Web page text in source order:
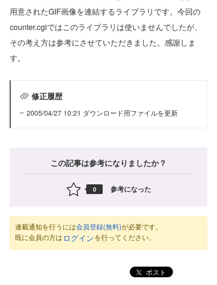
用意されたGIF画像を連結するライブラリです。今回の
counter.cgiではこのライブラリは使いませんでしたが、
その考え方は参考にさせていただきました。感謝しま
す。
修正履歴
2005/04/27 10:21 ダウンロード用ファイルを更新
この記事は参考になりましたか？
0 参考になった
連載通知を行うには会員登録(無料)が必要です。
既に会員の方は ログインを行ってください。
ポスト